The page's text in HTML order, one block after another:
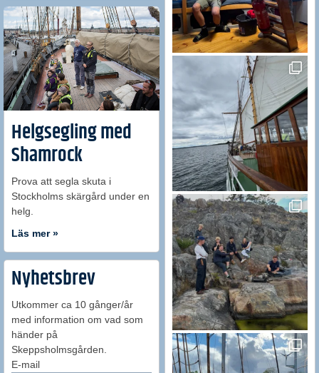
Helgsegling med
Shamrock
Prova att segla skuta i
Stockholms skärgård under en
helg.
Läs mer »
Nyhetsbrev
Utkommer ca 10 gånger/år
med information om vad som
händer på
Skeppsholmsgården.
E-mail